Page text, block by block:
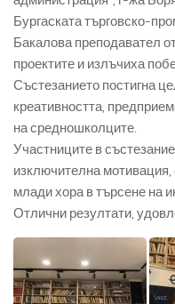
Бургаската търговско-
Бакалова преподавател
проектите и излъчиха
Състезанието постигна
креативността,
на средношколците.
Участниците в
изключителна мотивация,
млади хора в търсене на
Отлични резултати,